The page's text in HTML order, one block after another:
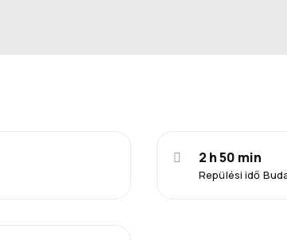
Repülési idő
2 h 50 min